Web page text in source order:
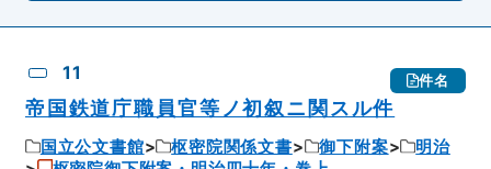
11 件名
帝国鉄道庁職員官等ノ初叙ニ関スル件
国立公文書館 枢密院関係文書 御下附案
明治